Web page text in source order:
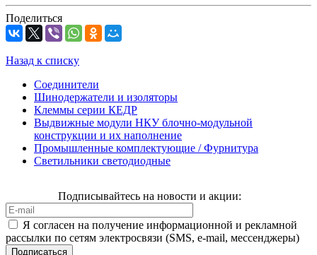
Поделиться
Назад к списку
Соединители
Шинодержатели и изоляторы
Клеммы серии КЕДР
Выдвижные модули НКУ блочно-модульной
конструкции и их наполнение
Промышленные комплектующие / Фурнитура
Светильники светодиодные
Подписывайтесь на новости и акции:
Я согласен на получение информационной и рекламной
рассылки по сетям электросвязи (SMS, e-mail, мессенджеры)